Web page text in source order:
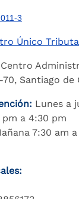
3
Único
Centro
Santiago
Lunes a
pm a 4:30 pm
7:30 am